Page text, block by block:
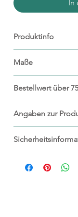
In
Produktinfo
Keine
Kapazität: ca.
Handwäsche
Maße
Höhe mit
Bestellwert über
kostenlosen
Angaben zur
wachgelettert
Wiesenweg 17